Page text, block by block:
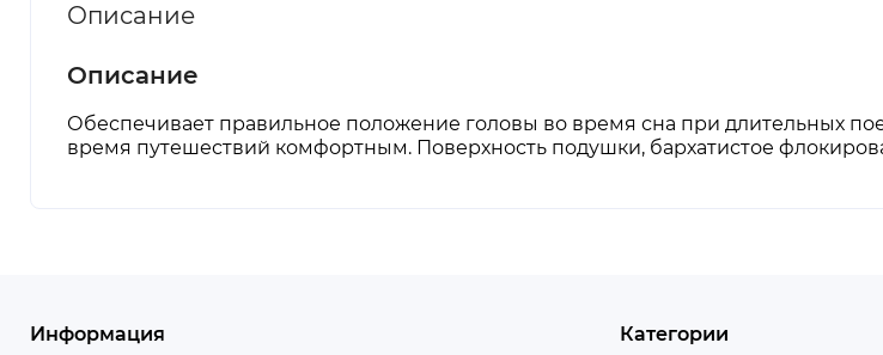
Описание
Описание
Обеспечивает правильное положение головы во время сна при длительных
время путешествий комфортным. Поверхность подушки, бархатистое
Информация Категории